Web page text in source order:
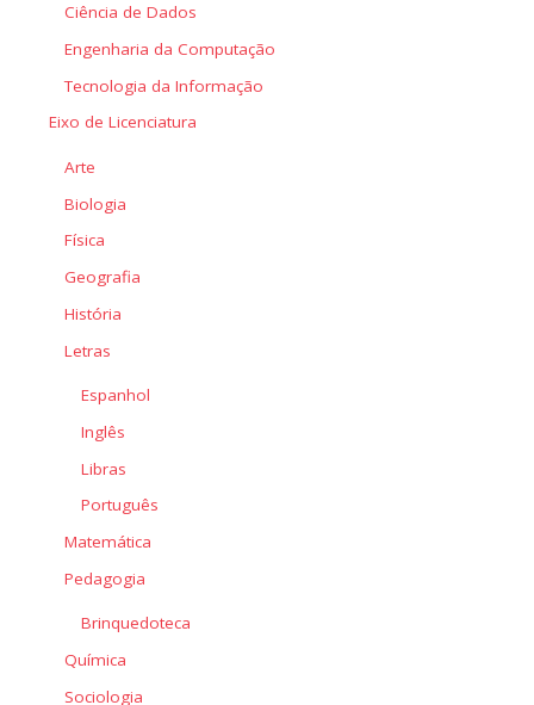
Ciência de Dados
Engenharia da Computação
Tecnologia da Informação
Eixo de Licenciatura
Arte
Biologia
Física
Geografia
História
Letras
Espanhol
Inglês
Libras
Português
Matemática
Pedagogia
Brinquedoteca
Química
Sociologia